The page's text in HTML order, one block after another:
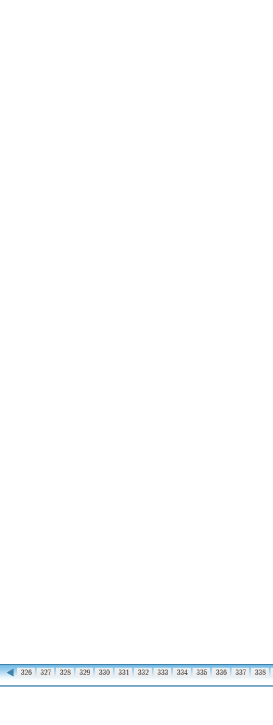
◀
325 326 327 328 329 330 331 332 333 334 335 336 337 338